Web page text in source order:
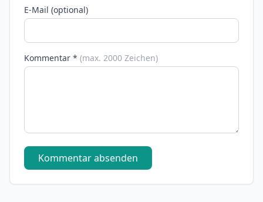
E-Mail (optional)
Kommentar * (max. 2000 Zeichen)
Kommentar absenden